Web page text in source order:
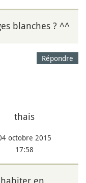
blanches ? ^^
Répondre
thais
octobre 2015
17:58